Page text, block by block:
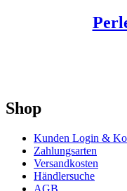
Shop
Kunden Login &
Zahlungsarten
Versandkosten
Händlersuche
AGB